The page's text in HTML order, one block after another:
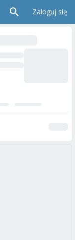
Zaloguj się